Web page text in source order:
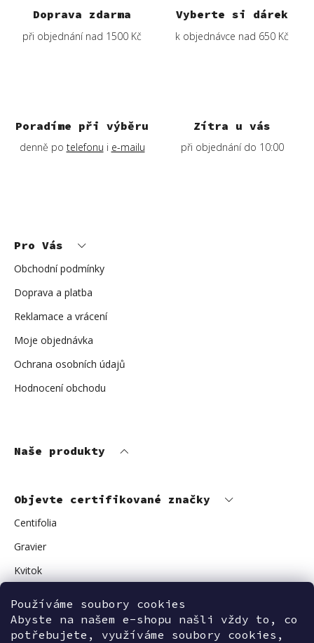
Používáme soubory cookies
Abyste na našem e-shopu našli vždy to, co
potřebujete, využíváme soubory cookies,
Doprava zdarma
při objednání nad 1500 Kč
Vyberte si dárek
k objednávce nad 650 Kč
Poradíme při výběru
denně po telefonu i e-mailu
Zítra u vás
při objednání do 10:00
Pro Vás
Obchodní podmínky
Doprava a platba
Reklamace a vrácení
Moje objednávka
Ochrana osobních údajů
Hodnocení obchodu
Naše produkty
Objevte certifikované značky
Centifolia
Gravier
Kvitok
Avant Skincare